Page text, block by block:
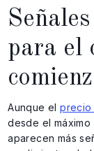
para el
Aunque elprecio
desde el
aparecen más